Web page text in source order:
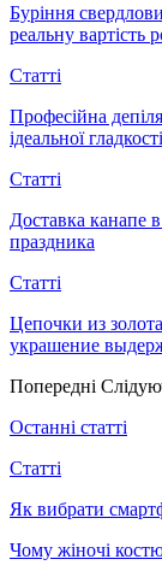
Буріння
реальну вартість
Статті
Професійна
ідеальної
Статті
Доставка канапе
праздника
Статті
Цепочки из
украшение
Попередні
Останні статті
Статті
Як вибрати
Чому жіночі